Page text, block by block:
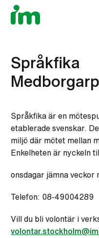
OM IM
KONTAKT
VAD DU KAN GÖRA
AKTUELLT
Språkfika
Språkfika är en
etablerade svenskar.
miljö där mötet mellan
Enkelheten är nyckeln
onsdagar jämna veckor
Telefon: 08-49004289
Vill du bli volontär i